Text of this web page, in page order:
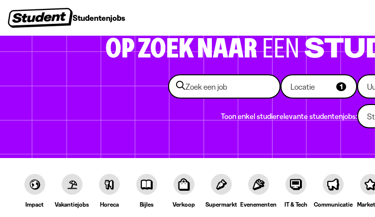
Studentenjobs
OP ZOEK NAAREEN
Locatie 1
Toon enkel studierelevante studentenjobs:
Impact Vakantiejobs Horeca Bijles Verkoop Supermarkt Evenementen IT & Tech Communicatie